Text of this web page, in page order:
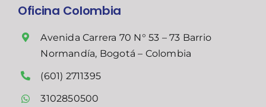
Oficina Colombia
Avenida Carrera 70 N° 53 – 73 Barrio
Normandía, Bogotá – Colombia
(601) 2711395
3102850500